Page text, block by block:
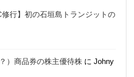
修行】初の石垣島トランジットの
）商品券の株主優待株 に Johny